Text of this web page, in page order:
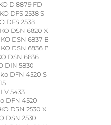
D 8879 FD
DFS 2538 S
DFS 2538
DSN 6820 X
DSN 6837 B
DSN 6836 B
DSN 6836
DIN 5830
DFN 4520 S
5433
DFN 4520
DSN 2530 X
DSN 2530